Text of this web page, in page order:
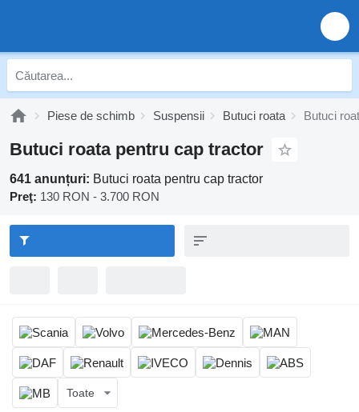
Piese de schimb Suspensii Butuci roata Butuci
Butuci roata pentru cap tractor
641 anunțuri: Butuci roata pentru cap tractor
Preţ: 130 RON - 3.700 RON
Toate